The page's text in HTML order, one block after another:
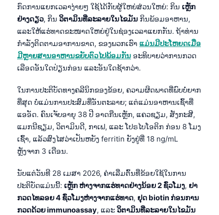
ກົດການແຍກເວລາງ່າຍໆ ໃຊ້ໄດ້ກັບຜູ້ໃຫຍ່ສ່ວນໃຫຍ່: ກິນ ເຫຼັກ
ຢ່າງດຽວ, ກິນ ວິຕາມິນທີ່ລະລາຍໃນໄຂມັນ ກິນພ້ອມອາຫານ,
ແລະໃຫ້ແຮ່ທາດຂະໜາດໃຫຍ່ຢູ່ໃນຊ່ອງເວລາແຍກກັນ. ຖ້າທ່ານ
ກຳລັງຕິດຕາມອາການຂາດ, ຂອງພວກເຮົາ ແມ່ນມີປະໂຫຍດເມື່ອ
ມີຫຼາຍສານອາຫານຂຍັບຕົວໄປພ້ອມກັນ ອະທິບາຍວ່າການກວດ
ເລືອດອັນໃດປ່ຽນກ່ອນ ແລະອັນໃດຊ້າກວ່າ.
ໃນການປະຕິບັດທາງຄລີນິກຂອງຂ້ອຍ, ຄວາມຜິດພາດທີ່ພົບບໍ່ຍາກ
ທີ່ສຸດ ບໍ່ແມ່ນການປະສົມທີ່ອັນຕະລາຍ; ແຕ່ແມ່ນອາຫານເຊົ້າທີ່
ແອອັດ. ຄົນເຈັບອາຍຸ 38 ປີ ອາດກືນເຫຼັກ, ແຄວຊຽມ, ສັງກະສີ,
ແມກນີຊຽມ, ວິຕາມິນດີ, ກາເຟ, ແລະ ໂປຣໄບໂອຕິກ ກ່ອນ 8 ໂມງ
ເຊົ້າ, ແລ້ວສົງໄສວ່າເປັນຫຍັງ ferritin ຍັງຢູ່ທີ່ 18 ng/mL
ຫຼັງຈາກ 3 ເດືອນ.
ນັບແຕ່ວັນທີ 28 ເມສາ 2026, ຄ່າເລີ່ມຕົ້ນທີ່ຂ້ອຍໃຊ້ໃນການ
ປະຕິບັດແມ່ນນີ້: ເຫຼັກ ຫ່າງຈາກແຮ່ທາດຢ່າງນ້ອຍ 2 ຊົ່ວໂມງ, ຢາ
ກວດໄທລອຍ 4 ຊົ່ວໂມງຫ່າງຈາກແຮ່ທາດ, ຢຸດ biotin ກ່ອນການ
ກວດດ້ວຍ immunoassay, ແລະ ວິຕາມິນທີ່ລະລາຍໃນໄຂມັນ